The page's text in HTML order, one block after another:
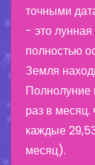
точными
- это
полностью
Земля
Полнолуние
раз в
каждые
месяц).